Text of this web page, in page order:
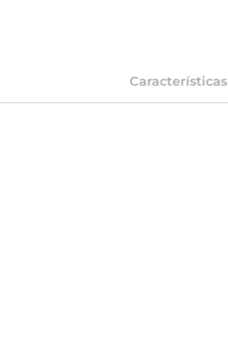
Características